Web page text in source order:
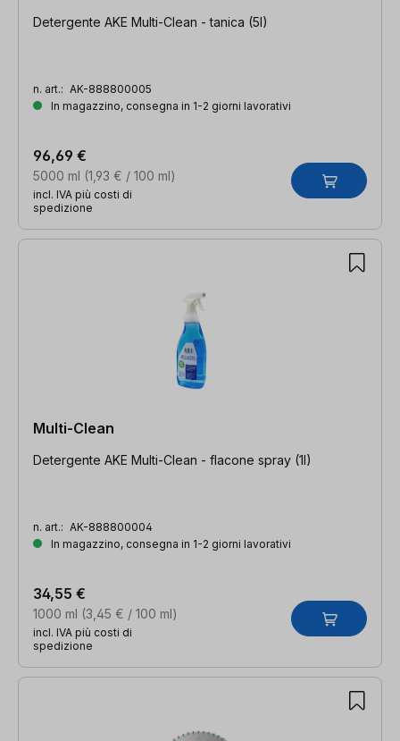
Detergente AKE Multi-Clean - tanica (5l)
n. art.: AK-888800005
In magazzino, consegna in 1-2 giorni lavorativi
5000 ml (1,93 € / 100 ml)
96,69 €
incl. IVA più costi di
spedizione
Multi-Clean
Detergente AKE Multi-Clean - flacone spray (1l)
n. art.: AK-888800004
In magazzino, consegna in 1-2 giorni lavorativi
1000 ml (3,45 € / 100 ml)
34,55 €
incl. IVA più costi di
spedizione